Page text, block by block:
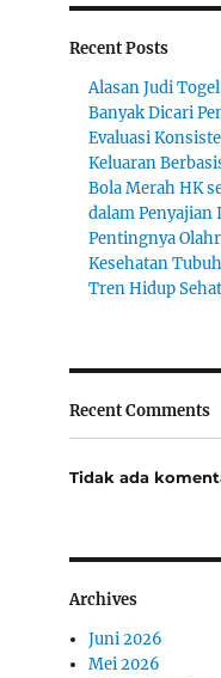
Recent Posts
Alasan Judi
Banyak Dicari
Evaluasi
Keluaran
Bola Merah HK
dalam
Pentingnya
Kesehatan Tubuh
Tren Hidup
Recent Comments
Tidak ada
Archives
Juni 2026
Mei 2026